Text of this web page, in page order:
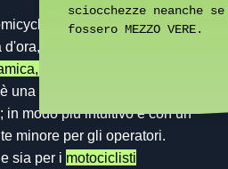
è stato reimmaginato e
migliorando notevolmente
ergonomia, motore, telaio
è una nuova forma stellare per
in modo più intuitivo e con un
minore per gli operatori.
sia per i motociclisti
sciocchezze neanche se
fossero MEZZO VERE.